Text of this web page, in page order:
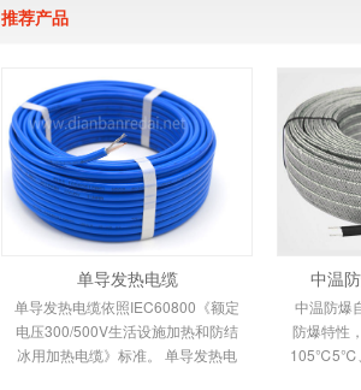
推荐产品
单导发热电缆
单导发热电缆依照IEC60800《额定
电压300/500V生活设施加热和防结
冰用加热电缆》标准。 单导发热电
中温
中温防爆
防爆特性
105℃5℃